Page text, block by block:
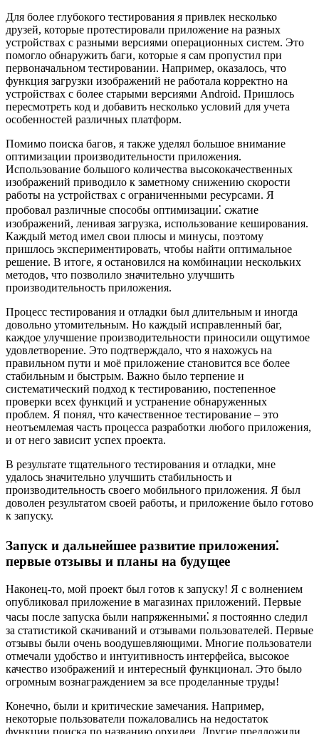
Для более глубокого тестирования я привлек несколько
друзей, которые протестировали приложение на разных
устройствах с разными версиями операционных систем. Это
помогло обнаружить баги, которые я сам пропустил при
первоначальном тестировании. Например, оказалось, что
функция загрузки изображений не работала корректно на
устройствах с более старыми версиями Android. Пришлось
пересмотреть код и добавить несколько условий для учета
особенностей различных платформ.
Помимо поиска багов, я также уделял большое внимание
оптимизации производительности приложения.
Использование большого количества высококачественных
изображений приводило к заметному снижению скорости
работы на устройствах с ограниченными ресурсами. Я
пробовал различные способы оптимизации⁚ сжатие
изображений, ленивая загрузка, использование кеширования.
Каждый метод имел свои плюсы и минусы, поэтому
пришлось экспериментировать, чтобы найти оптимальное
решение. В итоге, я остановился на комбинации нескольких
методов, что позволило значительно улучшить
производительность приложения.
Процесс тестирования и отладки был длительным и иногда
довольно утомительным. Но каждый исправленный баг,
каждое улучшение производительности приносили ощутимое
удовлетворение. Это подтверждало, что я нахожусь на
правильном пути и моё приложение становится все более
стабильным и быстрым. Важно было терпение и
систематический подход к тестированию, постепенное
проверки всех функций и устранение обнаруженных
проблем. Я понял, что качественное тестирование – это
неотъемлемая часть процесса разработки любого приложения,
и от него зависит успех проекта.
В результате тщательного тестирования и отладки, мне
удалось значительно улучшить стабильность и
производительность своего мобильного приложения. Я был
доволен результатом своей работы, и приложение было готово
к запуску.
Запуск и дальнейшее развитие приложения⁚
первые отзывы и планы на будущее
Наконец-то, мой проект был готов к запуску! Я с волнением
опубликовал приложение в магазинах приложений. Первые
часы после запуска были напряженными⁚ я постоянно следил
за статистикой скачиваний и отзывами пользователей. Первые
отзывы были очень воодушевляющими. Многие пользователи
отмечали удобство и интуитивность интерфейса, высокое
качество изображений и интересный функционал. Это было
огромным вознаграждением за все проделанные труды!
Конечно, были и критические замечания. Например,
некоторые пользователи пожаловались на недостаток
функции поиска по названию орхидеи. Другие предложили